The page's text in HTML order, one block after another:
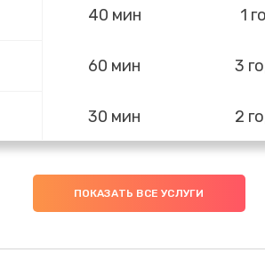
40 мин 1
60 мин 3
30 мин 2
ПОКАЗАТЬ ВСЕ УСЛУГИ